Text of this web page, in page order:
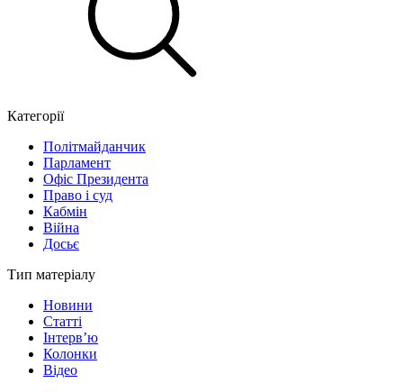
Категорії
Політмайданчик
Парламент
Офіс Президента
Право і суд
Кабмін
Війна
Досьє
Тип матеріалу
Новини
Статті
Інтерв’ю
Колонки
Відео